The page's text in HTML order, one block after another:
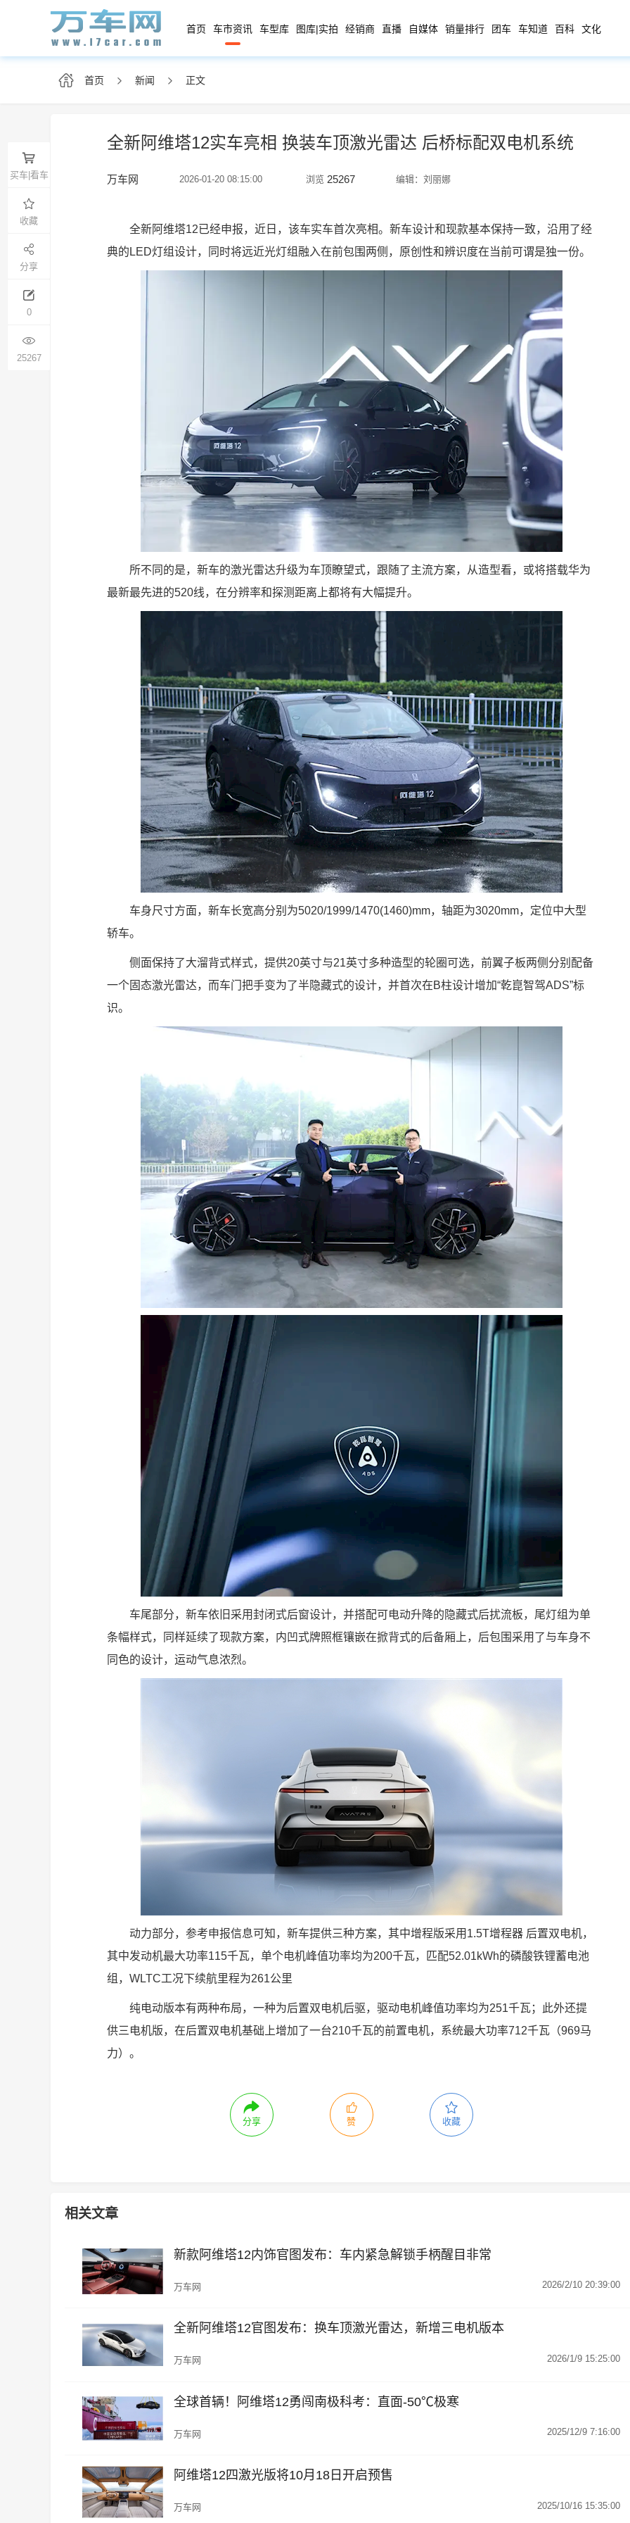
首页 车市资讯 车型库 图库|实拍 经销商 直播 自媒体 销量排行 团车 车知道 百科 文化
首页 新闻 正文
全新阿维塔12实车亮相 换装车顶激光雷达 后桥标配双电机系统
万车网 2026-01-20 08:15:00 浏览 25267 编辑：刘丽娜
买车|看车
收藏
分享
0
25267
全新阿维塔12已经申报，近日，该车实车首次亮相。 新车设计和现款基本保持一致，沿用了经
典的LED灯组设计，同时将远近光灯组融入在前包围两侧，原创性和辨识度在当前可谓是独一份。
所不同的是，新车的激光雷达升级为车顶瞭望式，跟随了主流方案，从造型看，或将搭载华为
最新最先进的520线，在分辨率和探测距离上都将有大幅提升。
车身尺寸方面，新车长宽高分别为5020/1999/1470(1460)mm，轴距为3020mm，定位中大型
轿车。
侧面保持了大溜背式样式，提供20英寸与21英寸多种造型的轮圈可选，前翼子板两侧分别配备
一个固态激光雷达，而车门把手变为了半隐藏式的设计，并首次在B柱设计增加“乾崑智驾ADS”标
识。
车尾部分，新车依旧采用封闭式后窗设计，并搭配可电动升降的隐藏式后扰流板，尾灯组为单
条幅样式，同样延续了现款方案，内凹式牌照框镶嵌在掀背式的后备厢上，后包围采用了与车身不
同色的设计，运动气息浓烈。
动力部分，参考申报信息可知，新车提供三种方案，其中增程版采用1.5T增程器 后置双电机，
其中发动机最大功率115千瓦，单个电机峰值功率均为200千瓦，匹配52.01kWh的磷酸铁锂蓄电池
组，WLTC工况下续航里程为261公里
纯电动版本有两种布局，一种为后置双电机后驱，驱动电机峰值功率均为251千瓦；此外还提
供三电机版，在后置双电机基础上增加了一台210千瓦的前置电机，系统最大功率712千瓦（969马
力）。
分享 赞 收藏
相关文章
新款阿维塔12内饰官图发布：车内紧急解锁手柄醒目非常
万车网 2026/2/10 20:39:00
全新阿维塔12官图发布：换车顶激光雷达，新增三电机版本
万车网 2026/1/9 15:25:00
全球首辆！阿维塔12勇闯南极科考：直面-50℃极寒
万车网 2025/12/9 7:16:00
阿维塔12四激光版将10月18日开启预售
万车网 2025/10/16 15:35:00